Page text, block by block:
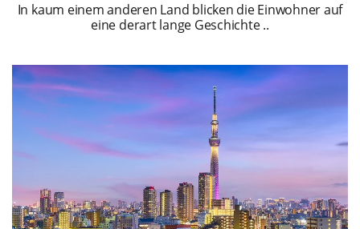
In kaum einem anderen Land blicken die Einwohner auf
eine derart lange Geschichte ..